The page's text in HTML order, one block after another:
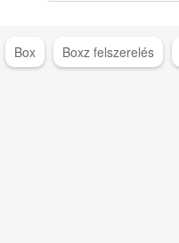
Box Boxz felszerelés